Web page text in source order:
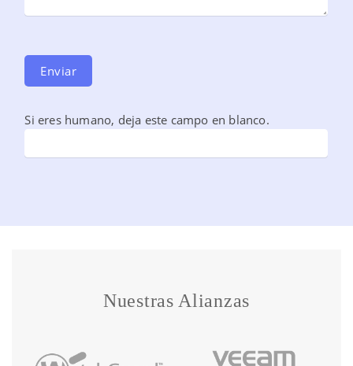
Enviar
Si eres humano, deja este campo en blanco.
Nuestras Alianzas